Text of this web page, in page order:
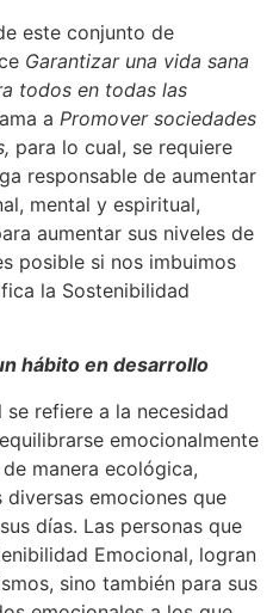
este conjunto de
Garantizar una vida sana
todos en todas las
a Promover sociedades
para lo cual, se requiere
responsable de aumentar
mental y espiritual,
aumentar sus niveles de
posible si nos imbuimos
la Sostenibilidad
hábito en desarrollo
refiere a la necesidad
emocionalmente
manera ecológica,
emociones que
días. Las personas que
Emocional, logran
sino también para sus